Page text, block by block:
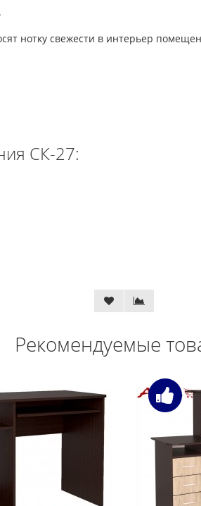
нотку свежести в интерьер
СК-27:
Рекомендуемые